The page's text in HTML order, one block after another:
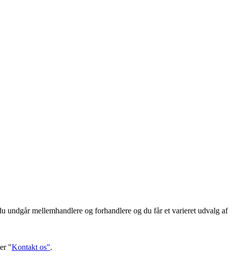
mellemhandlere og forhandlere og du får et varieret udvalg af
"Kontakt os".